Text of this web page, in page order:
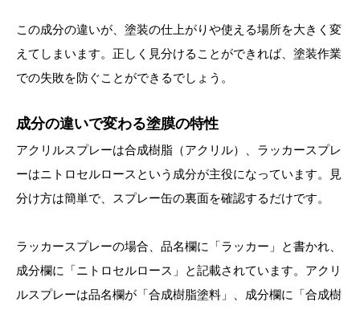
この成分の違いが、塗装の仕上がりや使える場所を大きく変
えてしまいます。正しく見分けることができれば、塗装作業
での失敗を防ぐことができるでしょう。
成分の違いで変わる塗膜の特性
アクリルスプレーは合成樹脂（アクリル）、ラッカースプレ
ーはニトロセルロースという成分が主役になっています。見
分け方は簡単で、スプレー缶の裏面を確認するだけです。
ラッカースプレーの場合、品名欄に「ラッカー」と書かれ、
成分欄に「ニトロセルロース」と記載されています。アクリ
ルスプレーは品名欄が「合成樹脂塗料」、成分欄に「合成樹